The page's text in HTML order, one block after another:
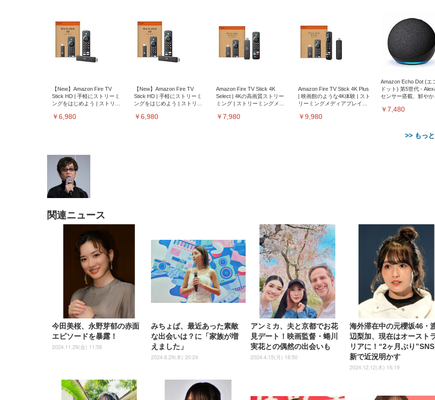
【New】Amazon Fire TV
Stick HD | 手軽にストリーミ
ングをはじめよう | ストリー
￥6,980
【New】Amazon Fire TV
Stick HD | 手軽にストリーミ
ングをはじめよう | ストリー
￥6,980
Amazon Fire TV Stick 4K
Select | 4Kの高画質ストリー
ミング | ストリーミングメデ
￥7,980
Amazon Fire TV Stick 4K Plus
| 映画館のような4K体験 | スト
リーミングメディアプレイヤ
￥9,980
Amazon Echo Dot (エ
ドット) 第5世代 -
センサー搭載、鮮やか
￥7,480
>> もっ
[EdoErgo] オフィスチェア 椅
子 テレワーク 疲れない 跳ね
上げ式アームレスト コンパク
ト 約105度ロッキング pc 事務
椅子 360度回転 座面昇降 強化
ナイロン樹脂ベース 通気性メ
ッシュ 在宅ワーク H-
WY01(黒網+黒枠+黒足)
ア 人間工学 疲れない ブラッ
￥27,999
Sezlife オフィスチェア デスク
チェア 疲れない テレワーク
チェア 強化バックレスト 30
度ロッキング機能 人間工学 椅
子 腰サポート 90度跳ね上げ
式アームレスト 3Dヘッドレス
ト ハンガー付き 高反発クッシ
ョン PCチェア 通気性メッシ
ュ ゲーミング/勉強/事務用 お
しゃれ パソコンチェア (ブラ
ック)
￥7,680
Sezlife オフィスチェア デスク
チェア 疲れない テレワーク
チェア 強化バックレスト 30度
ロッキング機能 人間工学 椅子
腰サポート 90度跳ね上げ式ア
ームレスト 3Dヘッドレスト
ハンガー付き 高反発クッショ
ン PCチェア 通気性メッシュ
ゲーミング/勉強/事務用 おし
ゃれ パソコンチェア (ホワイ
ト)
￥7,680
ANDWINT オフィスチ
ア デスクチェア 肘な
ッシュ 通気性 ランバ
ポート付き 腰サポート
ス圧無段階昇降 360度
転 キャスター付き コ
クト 幅52×奥行58.5×高
84～96cm テレワーク
宅勤務 ブラック
￥4,139
EIZO ビジネス向けプレミア
ムモニター | FlexScan
EV3240X-WT | 31.5型4K
UHD・USB Type-C・ホワイ
￥105,595
EIZO ビジネス向けプレミア
EV2740X-WT | 27.0型4K
UHD・USB Type-C・ホワイ
【純正品】27"ゲーミングモ
ニター DualSense 充電フッ
ク付き（CFI-ZDM1J）
￥49,979
【整備済み品】Dell
E2724HS 27インチ 液晶モ
ニター フル
HD（1920×1080）VA 非光
沢 HDMI/DisplayPort/VGA
スピーカー内蔵 高さ調整 ス
イベル VESA対応
ComfortView ビジネス向け
￥15,800
【MiniLED/24.5inch/280Hz/
GRAPHT THE SHOOTER
Gaming Monitor 24” Essential
ーミングモニター QD 24.5イ
1ms FHD 量子ドット 残像低減
年保証 | 輝点保証 | 日本メーカ
￥34,980
Amazonベーシック ペットシ
ーツ 薄型 レギュラー 1回使い
捨て 無香料 ホワイト 300枚
枚) ホワイト(吸収面:ライトブ
￥3,234
ネオ・ルーライフ ネオ・オム
ツ L 中型犬用 26枚入り 単品
￥1,800
Smart Basic(スマートベーシ
ック) 【Amazon.co.jp限定】
Smart Basic アイリスオーヤマ
ペットシーツ 超厚型 お徳用
ワイド 100枚入 (x 1) (ケース
販売)
￥3,670
アイリスオーヤマ ペッ
シーツ 超厚型 お徳用
ュラー 200枚入
【Amazon.co.jp限定】
￥3,731
関連ニュース
今田美桜、永野芽郁の赤面
エピソードを暴露！
2024.11.29(金) 11:58
みちょぱ、最近あった素敵
な出会いは？に「家族が増
えました」
2024.8.29(木) 20:24
アンミカ、夫と京都でお花
見デート！映画監督・蜷川
実花との偶然の出会いも
2024.4.15(月) 18:50
海外滞在中の元櫻坂46・
辺梨加、現在はオースト
リアに！“2ヶ月ぶり
新で近況明かす
2024.12.12(木) 16:19